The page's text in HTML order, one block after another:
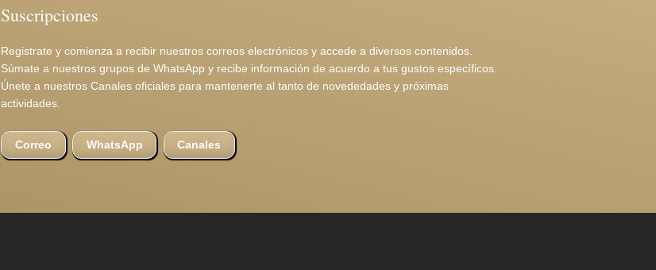
Suscripciones
Registrate y comienza a recibir nuestros correos electrónicos y accede a diversos contenidos.
Súmate a nuestros grupos de WhatsApp y recibe información de acuerdo a tus gustos específicos.
Únete a nuestros Canales oficiales para mantenerte al tanto de novededades y próximas
actividades.
Correo WhatsApp Canales